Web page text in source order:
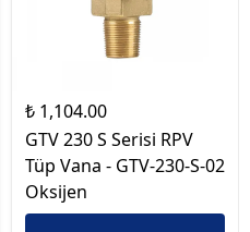
₺ 1,104.00
GTV 230 S Serisi RPV
Tüp Vana - GTV-230-S-02
Oksijen